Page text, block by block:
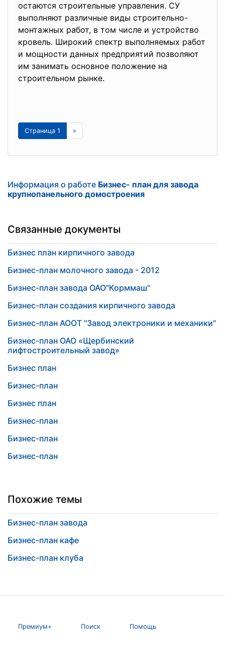
остаются строительные управления. СУ
выполняют различные виды строительно-
монтажных работ, в том числе и устройство
кровель. Широкий спектр выполняемых работ
и мощности данных предприятий позволяют
им занимать основное положение на
строительном рынке.
Страница 1 »
Информация о работе Бизнес- план для завода
крупнопанельного домостроения
Связанные документы
Бизнес план кирпичного завода
Бизнес-план молочного завода - 2012
Бизнес-план завода ОАО"Корммаш"
Бизнес-план создания кирпичного завода
Бизнес-план АООТ "Завод электроники и механики"
Бизнес-план ОАО «Щербинский
лифтостроительный завод»
Бизнес план
Бизнес-план
Бизнес план
Бизнес-план
Бизнес-план
Бизнес-план
Похожие темы
Бизнес-план завода
Бизнес-план кафе
Бизнес-план клуба
Премиум+ Поиск Помощь